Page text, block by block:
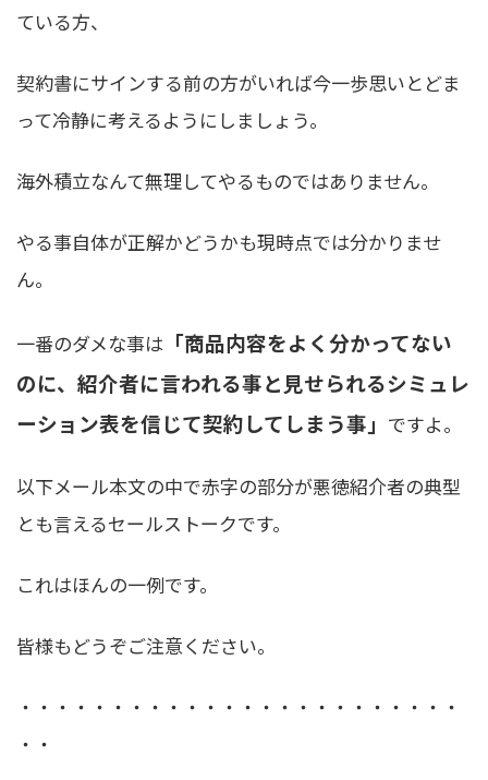
ている方、
契約書にサインする前の方がいれば今一歩思いとどま
って冷静に考えるようにしましょう。
海外積立なんて無理してやるものではありません。
やる事自体が正解かどうかも現時点では分かりませ
ん。
一番のダメな事は 「商品内容をよく分かってない
のに、紹介者に言われる事と見せられるシミュレ
ーション表を信じて契約してしまう事」 ですよ。
以下メール本文の中で赤字の部分が悪徳紹介者の典型
とも言えるセールストークです。
これはほんの一例です。
皆様もどうぞご注意ください。
・・・・・・・・・・・・・・・・・・・・・・・・
・・